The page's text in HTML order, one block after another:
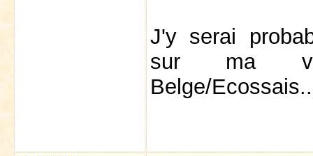
J'y serai
sur ma
Belge/